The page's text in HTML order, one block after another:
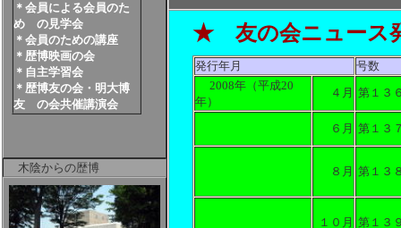
＊会員による会員のた
め の見学会
＊会員のための講座
＊歴博映画の会
＊自主学習会
＊歴博友の会・明大博
友 の会共催講演会
木陰からの歴博
★ 友の会ニュース
発行年月
号数
2008年（平成20
年）
４月 第１３
６月 第１３
８月 第１３
１０月 第１３